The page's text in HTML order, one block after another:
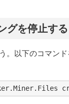
グを停止する
以下のコマン